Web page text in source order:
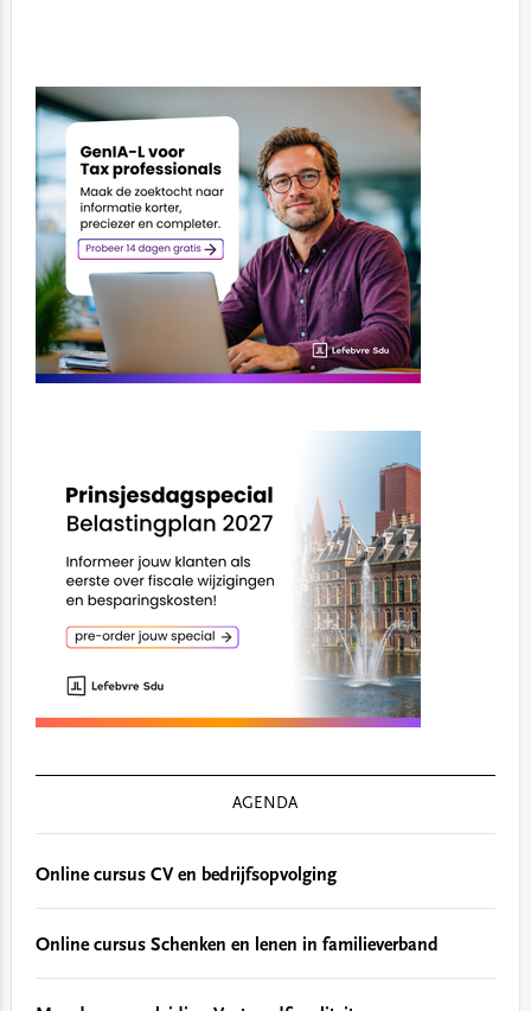
Sidebar
AGENDA
Online cursus CV en bedrijfsopvolging
Online cursus Schenken en lenen in familieverband